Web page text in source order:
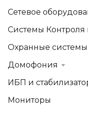
Сетевое
Системы
Охранные системы
Домофония
ИБП и
Мониторы